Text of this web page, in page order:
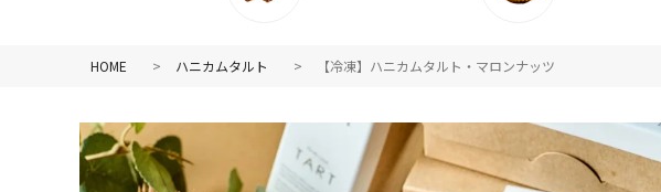
HOME ハニカムタルト 【冷凍】ハニカムタルト・マロンナッツ